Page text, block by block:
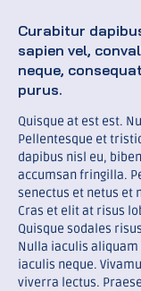
Curabitur
sapien vel,
neque,
purus.
Quisque at est est.
Pellentesque et
dapibus nisl eu,
accumsan fringilla.
senectus et netus et
Cras et elit at risus
Quisque sodales
Nulla iaculis
iaculis neque.
viverra lectus.